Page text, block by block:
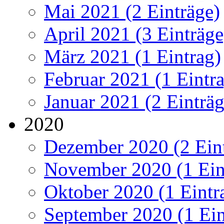
Mai 2021 (2 Einträge)
April 2021 (3
März 2021 (1 Eintrag)
Februar 2021 (1
Januar 2021 (2
2020
Dezember 2020 (2
November 2020 (1
Oktober 2020 (1
September 2020 (1